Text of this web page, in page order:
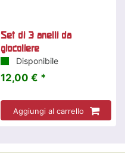
Set di 3 anelli da
giocoliere
Disponibile
12,00 € *
Aggiungi al carrello